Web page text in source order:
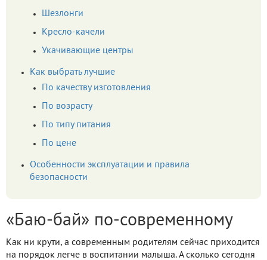
Шезлонги
Кресло-качели
Укачивающие центры
Как выбрать лучшие
По качеству изготовления
По возрасту
По типу питания
По цене
Особенности эксплуатации и правила
безопасности
«Баю-бай» по-современному
Как ни крути, а современным родителям сейчас приходится
на порядок легче в воспитании малыша. А сколько сегодня